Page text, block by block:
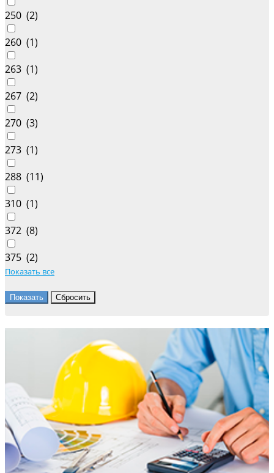
250 (2)
260 (1)
263 (1)
267 (2)
270 (3)
273 (1)
288 (11)
310 (1)
372 (8)
375 (2)
Показать все